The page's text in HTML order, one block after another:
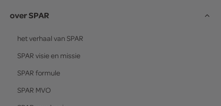
over SPAR
het verhaal van SPAR
SPAR visie en missie
SPAR formule
SPAR MVO